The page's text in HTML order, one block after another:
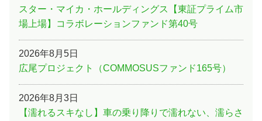
スター・マイカ・ホールディングス【東証プライム市
場上場】コラボレーションファンド第40号
2026年8月5日
広尾プロジェクト（COMMOSUSファンド165号）
2026年8月3日
【濡れるスキなし】車の乗り降りで濡れない、濡らさ